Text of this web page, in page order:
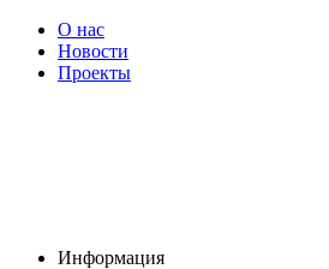
О нас
Новости
Проекты
Информация